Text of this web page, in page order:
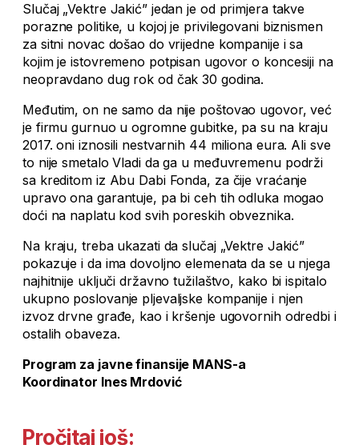
Slučaj „Vektre Jakić” jedan je od primjera takve
porazne politike, u kojoj je privilegovani biznismen
za sitni novac došao do vrijedne kompanije i sa
kojim je istovremeno potpisan ugovor o koncesiji na
neopravdano dug rok od čak 30 godina.
Međutim, on ne samo da nije poštovao ugovor, već
je firmu gurnuo u ogromne gubitke, pa su na kraju
2017. oni iznosili nestvarnih 44 miliona eura. Ali sve
to nije smetalo Vladi da ga u međuvremenu podrži
sa kreditom iz Abu Dabi Fonda, za čije vraćanje
upravo ona garantuje, pa bi ceh tih odluka mogao
doći na naplatu kod svih poreskih obveznika.
Na kraju, treba ukazati da slučaj „Vektre Jakić”
pokazuje i da ima dovoljno elemenata da se u njega
najhitnije uključi državno tužilaštvo, kako bi ispitalo
ukupno poslovanje pljevaljske kompanije i njen
izvoz drvne građe, kao i kršenje ugovornih odredbi i
ostalih obaveza.
Program za javne finansije MANS-a
Koordinator Ines Mrdović
Pročitaj još: